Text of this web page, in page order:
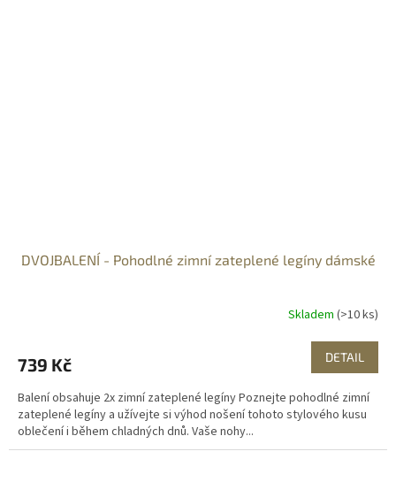
DVOJBALENÍ - Pohodlné zimní zateplené legíny dámské
Skladem (>10 ks)
739 Kč DETAIL
Balení obsahuje 2x zimní zateplené legíny Poznejte pohodlné zimní
zateplené legíny a užívejte si výhod nošení tohoto stylového kusu
oblečení i během chladných dnů. Vaše nohy...